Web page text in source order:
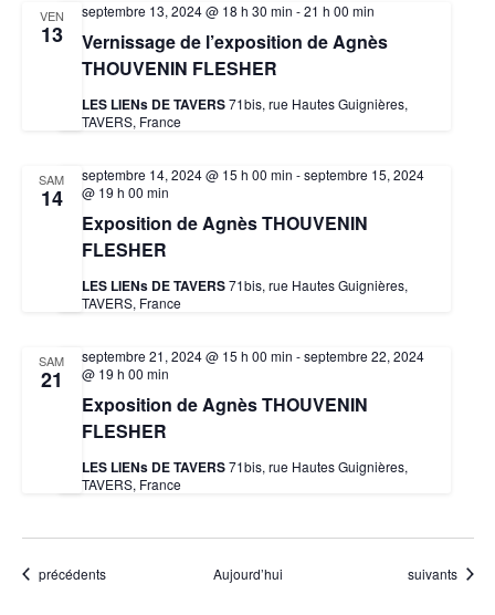
VEN
13
Vernissage de l’exposition de Agnès
THOUVENIN FLESHER
septembre 13, 2024 @ 18 h 30 min -21 h 00 min
LES LIENs DE TAVERS71bis, rue Hautes Guignières,
TAVERS, France
SAM
14
Exposition de Agnès THOUVENIN
FLESHER
septembre 14, 2024 @ 15 h 00 min -septembre 15, 2024
@ 19 h 00 min
LES LIENs DE TAVERS71bis, rue Hautes Guignières,
TAVERS, France
SAM
21
Exposition de Agnès THOUVENIN
FLESHER
septembre 21, 2024 @ 15 h 00 min -septembre 22, 2024
@ 19 h 00 min
LES LIENs DE TAVERS71bis, rue Hautes Guignières,
TAVERS, France
Évènements
précédents Aujourd’hui Évènements
suivants